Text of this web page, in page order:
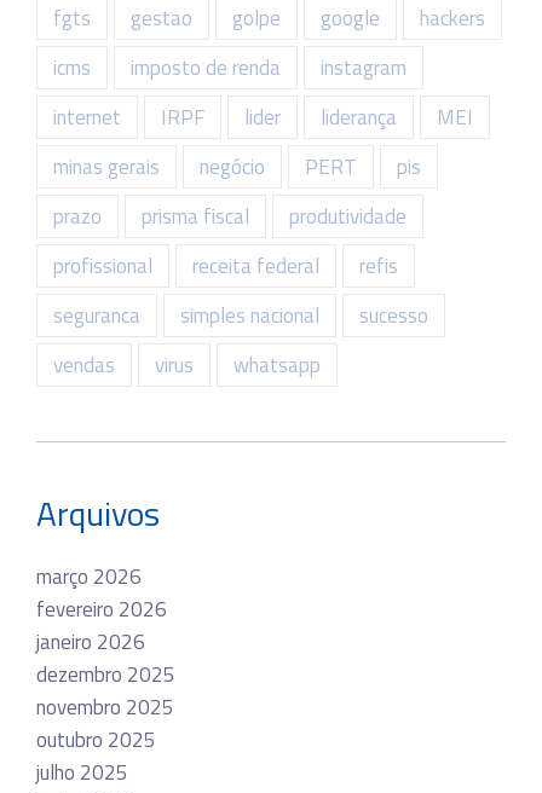
fgts
gestao golpe google
hackers
icms
imposto de renda
instagram
internet
IRPF lider liderança
MEI
minas gerais
negócio PERT
pis
prazo
prisma fiscal
produtividade
profissional
receita federal
refis
seguranca
simples nacional
sucesso
vendas
virus whatsapp
Arquivos
março 2026
fevereiro 2026
janeiro 2026
dezembro 2025
novembro 2025
outubro 2025
julho 2025